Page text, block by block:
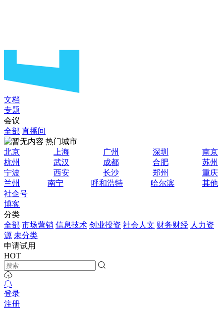
文档
专题
会议
全部 直播间
热门城市
北京
上海 广州 深圳
南京
杭州
武汉 成都 合肥
苏州
宁波
西安 长沙 郑州
重庆
兰州
南宁 呼和浩特 哈尔滨
其他
社企号
博客
分类
全部 市场营销 信息技术 创业投资 社会人文 财务财经 人力资
源 未分类
申请试用
HOT
登录
注册